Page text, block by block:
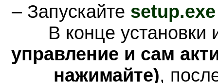
– Запускайте setup.exe
В конце установки
управление и сам
нажимайте),